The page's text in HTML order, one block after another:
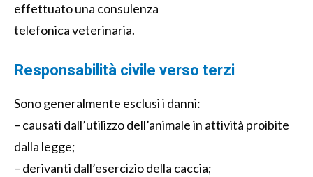
effettuato una consulenza
telefonica veterinaria.
Responsabilità civile verso terzi
Sono generalmente esclusi i danni:
– causati dall’utilizzo dell’animale in attività proibite
dalla legge;
– derivanti dall’esercizio della caccia;